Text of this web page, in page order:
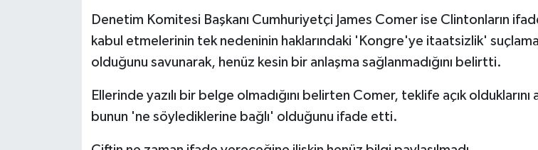
Denetim Komitesi Başkanı Cumhuriyetçi James Comer ise Clintonların
kabul etmelerinin tek nedeninin haklarındaki 'Kongre'ye itaatsizlik'
olduğunu savunarak, henüz kesin bir anlaşma sağlanmadığını belirtti.
Ellerinde yazılı bir belge olmadığını belirten Comer, teklife açık olduklarını
bunun 'ne söylediklerine bağlı' olduğunu ifade etti.